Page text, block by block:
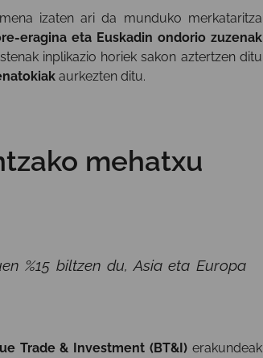
izaten ari da munduko merkataritza
eragina eta Euskadin ondorio zuzenak
inplikazio horiek sakon aztertzen ditu
aurkezten ditu.
mehatxu
%15 biltzen du, Asia eta Europa
Trade & Investment (BT&I)erakundeak